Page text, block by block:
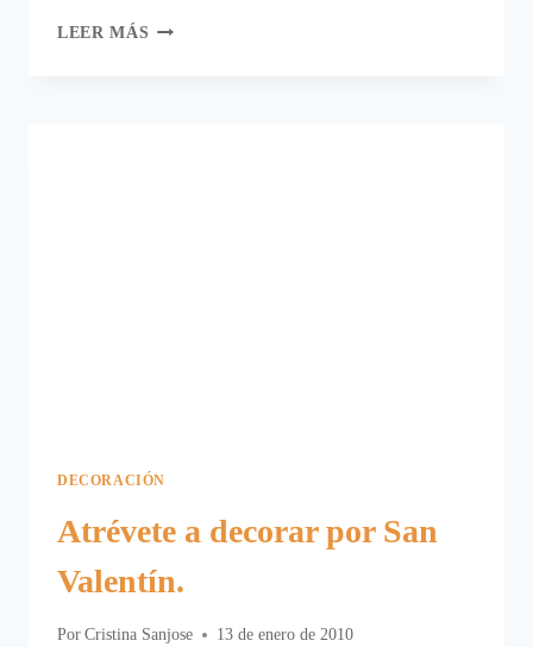
LEER MÁS CÓMO
DECORACIÓN
Atrévete a decorar por San
Valentín.
Por Cristina Sanjose 13 de enero de 2010